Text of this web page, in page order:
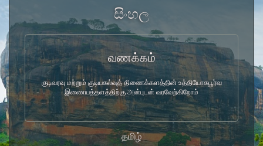
සිංහල
வணக்கம்
குடிவரவு மற்றும் குடியகல்வுத் திணைக்களத்தின் உத்தியோகபூர்வ
இணையத்தளத்திற்கு அன்புடன் வரவேற்கிறோம்
தமிழ்